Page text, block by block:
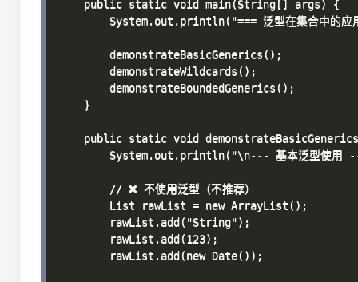
    public static void main(String[] args) {
System.out.println("=== 泛型在集合中的应
        demonstrateBasicGenerics();
        demonstrateWildcards();
        demonstrateBoundedGenerics();
    }
public static void
System.out.println("\n--- 基本泛型使用
        // ❌ 不使用泛型（不推荐）
        List rawList = new ArrayList();
        rawList.add("String");
        rawList.add(123);
        rawList.add(new Date());